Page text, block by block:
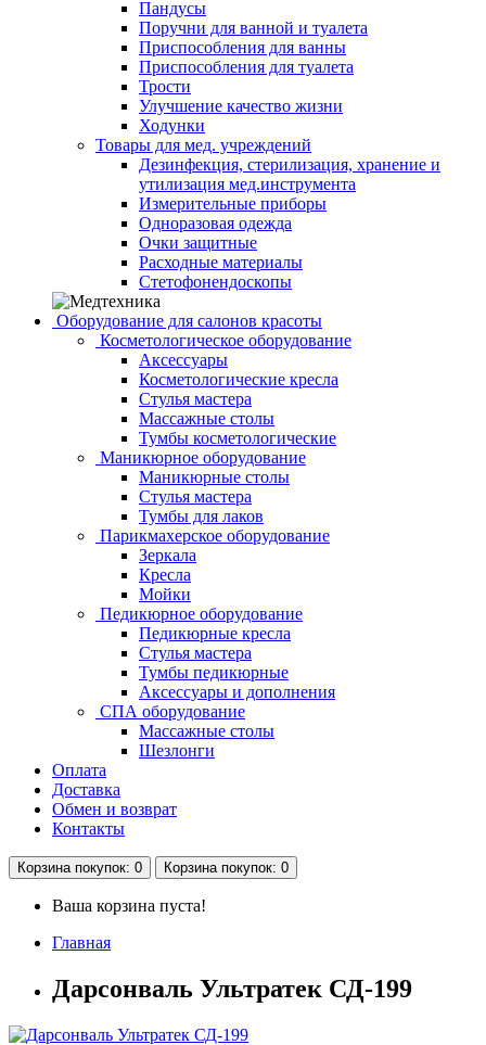
Пандусы
Поручни для ванной и туалета
Приспособления для ванны
Приспособления для туалета
Трости
Улучшение качество жизни
Ходунки
Товары для мед. учреждений
Дезинфекция, стерилизация, хранение и
утилизация мед.инструмента
Измерительные приборы
Одноразовая одежда
Очки защитные
Расходные материалы
Стетофонендоскопы
Оборудование для салонов красоты
Косметологическое оборудование
Аксессуары
Косметологические кресла
Стулья мастера
Массажные столы
Тумбы косметологические
Маникюрное оборудование
Маникюрные столы
Стулья мастера
Тумбы для лаков
Парикмахерское оборудование
Зеркала
Кресла
Мойки
Педикюрное оборудование
Педикюрные кресла
Стулья мастера
Тумбы педикюрные
Аксессуары и дополнения
СПА оборудование
Массажные столы
Шезлонги
Оплата
Доставка
Обмен и возврат
Контакты
Корзинапокупок: 0 Корзинапокупок: 0
Ваша корзина пуста!
Главная
Дарсонваль Ультратек СД-199